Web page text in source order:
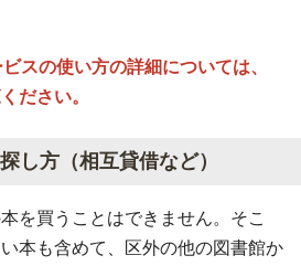
スの使い方の詳細については、
ださい。
し方（相互貸借など）
を買うことはできません。そこ
本も含めて、区外の他の図書館か